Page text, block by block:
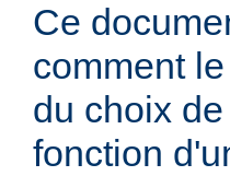
Ce
comment
du choix
fonction